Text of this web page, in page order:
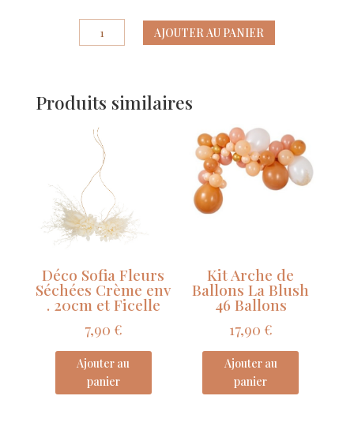
quantité
de
0
Cm
Sur
Pic
AJOUTER AU PANIER
Produits similaires
Déco Sofia Fleurs
Séchées Crème env
. 20cm et Ficelle
7,90 €
Ajouter au
panier
Kit Arche de
Ballons La Blush
46 Ballons
17,90 €
Ajouter au
panier